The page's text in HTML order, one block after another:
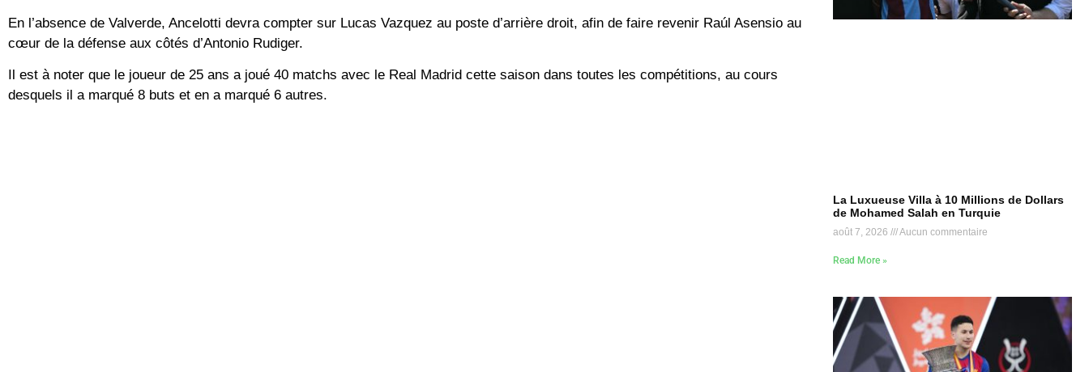
En l’absence de Valverde, Ancelotti devra compter sur Lucas Vazquez au poste d’arrière droit, afin de faire revenir Raúl Asensio au
cœur de la défense aux côtés d’Antonio Rudiger.
Il est à noter que le joueur de 25 ans a joué 40 matchs avec le Real Madrid cette saison dans toutes les compétitions, au cours
desquels il a marqué 8 buts et en a marqué 6 autres.
La Luxueuse Villa à 10 Millions de Dollars
de Mohamed Salah en Turquie
août 7, 2026 Aucun commentaire
Read More »